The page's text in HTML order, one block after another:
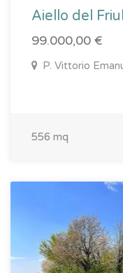
Aiello del
99.000,00 €
P. Vittorio
556 mq